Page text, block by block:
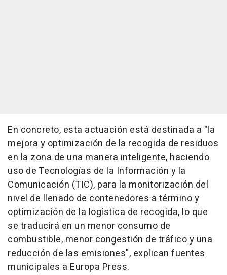
En concreto, esta actuación está destinada a "la
mejora y optimización de la recogida de residuos
en la zona de una manera inteligente, haciendo
uso de Tecnologías de la Información y la
Comunicación (TIC), para la monitorización del
nivel de llenado de contenedores a término y
optimización de la logística de recogida, lo que
se traducirá en un menor consumo de
combustible, menor congestión de tráfico y una
reducción de las emisiones", explican fuentes
municipales a Europa Press.